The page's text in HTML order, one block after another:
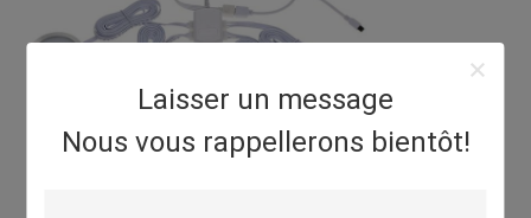
Laisser un message
Nous vous rappellerons bientôt!